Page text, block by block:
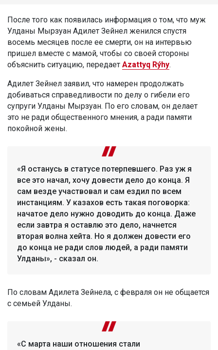
После того как появилась информация о том, что муж
Улданы Мырзуан Адилет Зейнел женился спустя
восемь месяцев после ее смерти, он на интервью
пришел вместе с мамой, чтобы со своей стороны
объяснить ситуацию, передает Azattyq Rýhy.
Адилет Зейнел заявил, что намерен продолжать
добиваться справедливости по делу о гибели его
супруги Улданы Мырзуан. По его словам, он делает
это не ради общественного мнения, а ради памяти
покойной жены.
«Я останусь в статусе потерпевшего. Раз уж я
все это начал, хочу довести дело до конца. Я
сам везде участвовал и сам ездил по всем
инстанциям. У казахов есть такая поговорка:
начатое дело нужно доводить до конца. Даже
если завтра я оставлю это дело, начнется
вторая волна хейта. Но я должен довести его
до конца не ради слов людей, а ради памяти
Улданы», - сказал он.
По словам Адилета Зейнела, с февраля он не общается
с семьей Улданы.
«С марта наши отношения стали